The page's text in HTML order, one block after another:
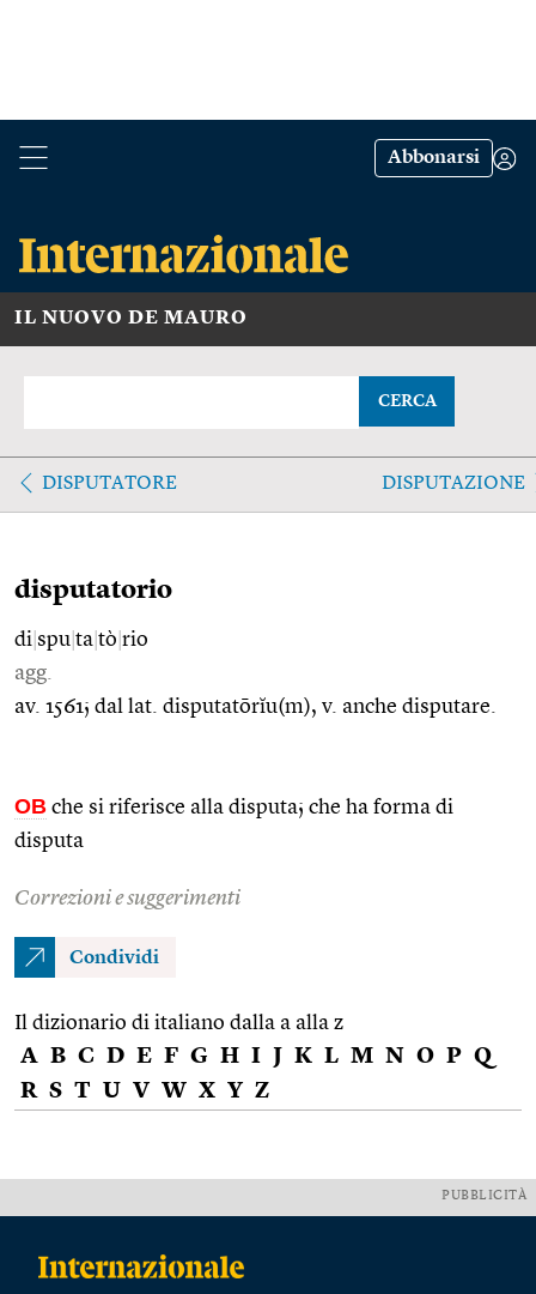
Abbonarsi
IL NUOVO DE MAURO
CERCA
DISPUTATORE DISPUTAZIONE
disputatorio
di spu ta tò rio
agg.
av. 1561; dal lat. disputatōrĭu(m), v. anche disputare.
OB che si riferisce alla disputa; che ha forma di
disputa
Correzioni e suggerimenti
Condividi
Il dizionario di italiano dalla a alla z
A B C D E F G H I J K L M N O P Q
R S T U V W X Y Z
PUBBLICITÀ